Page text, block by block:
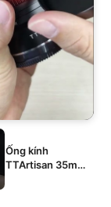
Ống kính
TTArtisan 35mm